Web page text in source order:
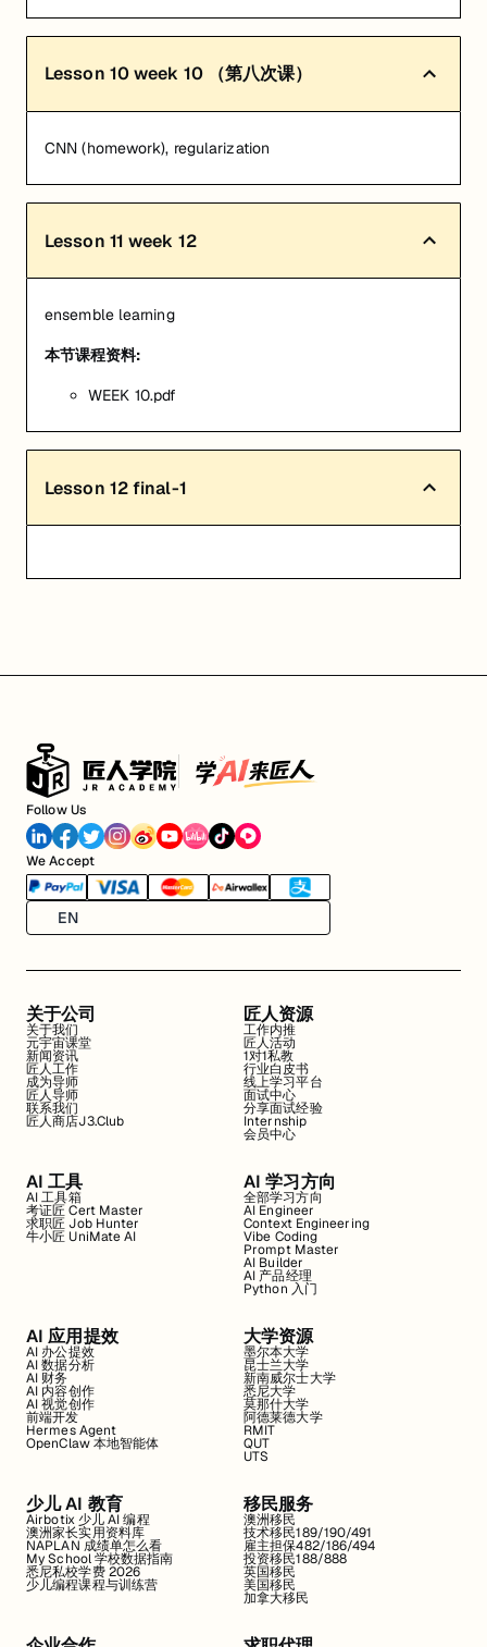
Lesson 10week 10 （第八次课）
CNN (homework), regularization
Lesson 11 week 12
ensemble learning
本节课程资料:
WEEK 10.pdf
Lesson 12final-1
Follow Us
We Accept
EN
关于公司
关于我们
元宇宙课堂
新闻资讯
匠人工作
成为导师
匠人导师
联系我们
匠人商店J3.Club
匠人资源
工作内推
匠人活动
1对1私教
行业白皮书
线上学习平台
面试中心
分享面试经验
Internship
会员中心
AI 工具
AI 工具箱
考证匠 Cert Master
求职匠 Job Hunter
牛小匠 UniMate AI
AI 学习方向
全部学习方向
AI Engineer
Context Engineering
Vibe Coding
Prompt Master
AI Builder
AI 产品经理
Python 入门
AI 应用提效
AI 办公提效
AI 数据分析
AI 财务
AI 内容创作
AI 视觉创作
前端开发
Hermes Agent
OpenClaw 本地智能体
大学资源
墨尔本大学
昆士兰大学
新南威尔士大学
悉尼大学
莫那什大学
阿德莱德大学
RMIT
QUT
UTS
少儿 AI 教育
Airbotix 少儿 AI 编程
澳洲家长实用资料库
NAPLAN 成绩单怎么看
My School 学校数据指南
悉尼私校学费 2026
少儿编程课程与训练营
移民服务
澳洲移民
技术移民189/190/491
雇主担保482/186/494
投资移民188/888
英国移民
美国移民
加拿大移民